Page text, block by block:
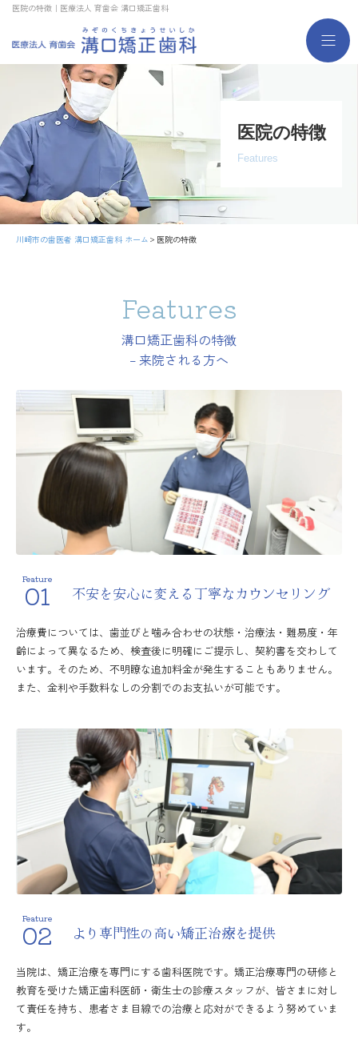
医院の特徴｜医療法人 育歯会 溝口矯正歯科
医院の特徴
Features
川崎市の歯医者 溝口矯正歯科 ホーム 医院の特徴
Features
溝口矯正歯科の特徴
– 来院される方へ
Feature
01 不安を安心に変える 丁寧なカウンセリング
治療費については、歯並びと噛み合わせの状態・治療法・難易度・年
齢によって異なるため、検査後に明確にご提示し、契約書を交わして
います。そのため、不明瞭な追加料金が発生することもありません。
また、金利や手数料なしの分割でのお支払いが可能です。
Feature
02 より専門性の高い矯正治療を提供
当院は、矯正治療を専門にする歯科医院です。矯正治療専門の研修と
教育を受けた矯正歯科医師・衛生士の診療スタッフが、皆さまに対し
て責任を持ち、患者さま目線での治療と応対ができるよう努めていま
す。